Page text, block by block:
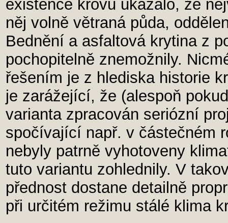
existence krovu ukázalo, že
něj volně větraná půda,
Bednění a asfaltová krytina z
pochopitelně znemožnily.
řešením je z hlediska historie
je zarážející, že (alespoň
varianta zpracován seriózní
spočívající např. v částečném
nebyly patrně vyhotoveny
tuto variantu zohlednily. V
přednost dostane detailně
při určitém režimu stálé klima